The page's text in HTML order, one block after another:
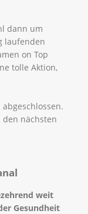
dann um
laufenden
on Top
tolle Aktion,
nächsten
weit
Gesundheit